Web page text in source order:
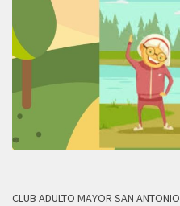
CLUB ADULTO MAYOR SAN ANTONIO